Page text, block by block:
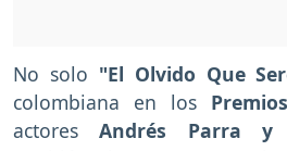
No solo "El Olvido Que
colombiana en los
actoresAndrés Parra y